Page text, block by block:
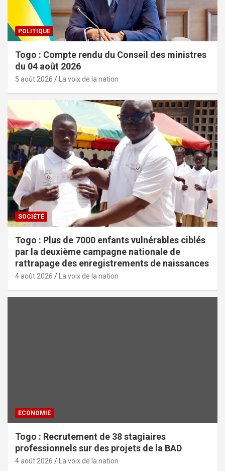
POLITIQUE
Togo : Compte rendu du Conseil des ministres
du 04 août 2026
5 août 2026 La voix de la nation
SOCIÉTÉ
Togo : Plus de 7000 enfants vulnérables ciblés
par la deuxième campagne nationale de
rattrapage des enregistrements de naissances
4 août 2026 La voix de la nation
ECONOMIE
Togo : Recrutement de 38 stagiaires
professionnels sur des projets de la BAD
4 août 2026 La voix de la nation